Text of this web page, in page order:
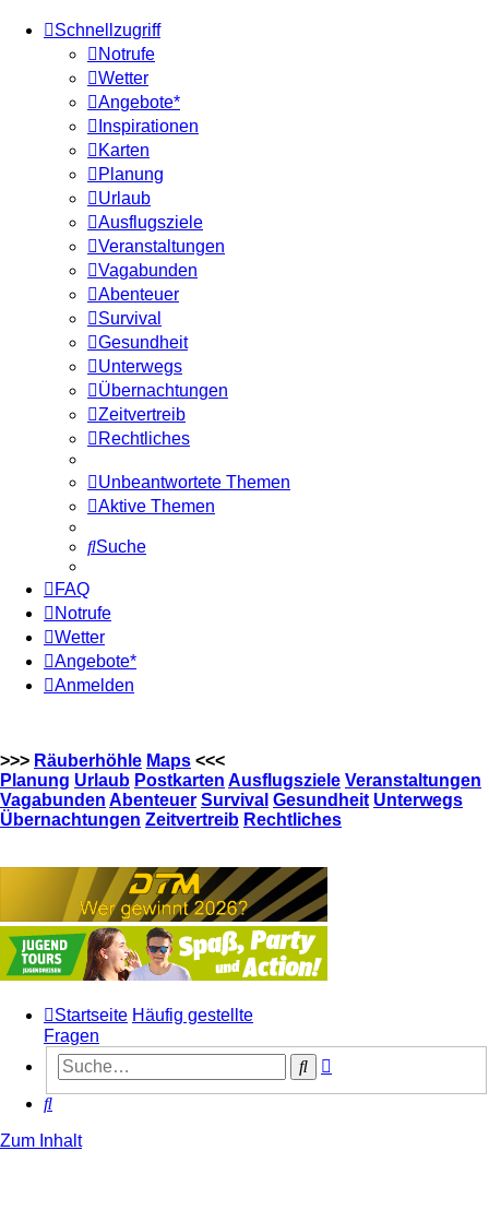
Schnellzugriff
Notrufe
Wetter
Angebote*
Inspirationen
Karten
Planung
Urlaub
Ausflugsziele
Veranstaltungen
Vagabunden
Abenteuer
Survival
Gesundheit
Unterwegs
Übernachtungen
Zeitvertreib
Rechtliches
Unbeantwortete Themen
Aktive Themen
Suche
FAQ
Notrufe
Wetter
Angebote*
Anmelden
>>> Räuberhöhle Maps <<<
Planung Urlaub Postkarten Ausflugsziele Veranstaltungen
Vagabunden Abenteuer Survival Gesundheit Unterwegs
Übernachtungen Zeitvertreib Rechtliches
Startseite Häufig gestellte
Fragen
Suche
Suche
Zum Inhalt